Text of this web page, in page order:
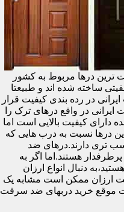
ترین درها مربوط به کشور
ساخته شده اند و طبیعتا
در رده بندی کیفیت قرار
در واقع درهای ترک را
دارای کیفیت بالایی است اما
درها نسبت به درب هایی که
تری دارند.درهای ضد
هستند.اما اگر به
دنبال انواع ارزان
ارزان ممکن است مشابه یک
موقع خرید دربهای ضد سرقت